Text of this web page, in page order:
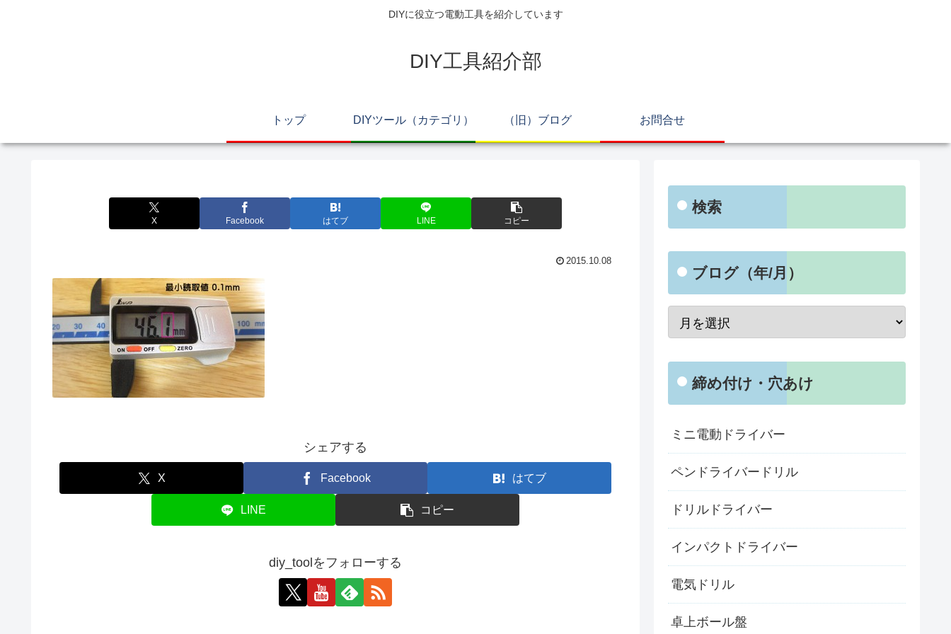
DIYに役立つ電動工具を紹介しています
DIY工具紹介部
トップ DIYツール（カテゴリ） （旧）ブログ お問合せ
X Facebook はてブ LINE コピー
2015.10.08
シェアする
X Facebook はてブ
LINE コピー
diy_toolをフォローする
検索
ブログ（年/月）
締め付け・穴あけ
ミニ電動ドライバー
ペンドライバードリル
ドリルドライバー
インパクトドライバー
電気ドリル
卓上ボール盤